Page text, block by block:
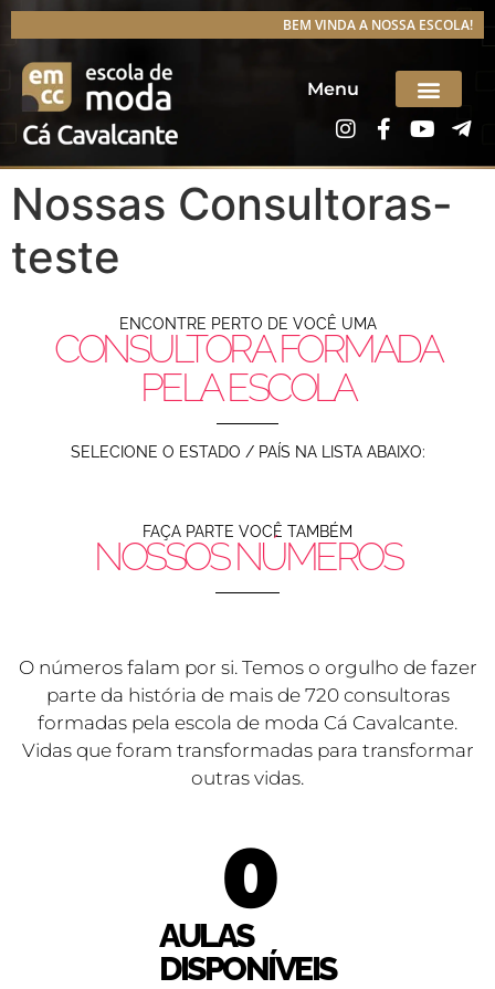
BEM VINDA A NOSSA ESCOLA!
Menu
Nossas Consultoras-
teste
ENCONTRE PERTO DE VOCÊ UMA
CONSULTORA FORMADA
PELA ESCOLA
SELECIONE O ESTADO / PAÍS NA LISTA ABAIXO:
FAÇA PARTE VOCÊ TAMBÉM
NOSSOS NÚMEROS
O números falam por si. Temos o orgulho de fazer
parte da história de mais de 720 consultoras
formadas pela escola de moda Cá Cavalcante.
Vidas que foram transformadas para transformar
outras vidas.
AULAS
DISPONÍVEIS
0